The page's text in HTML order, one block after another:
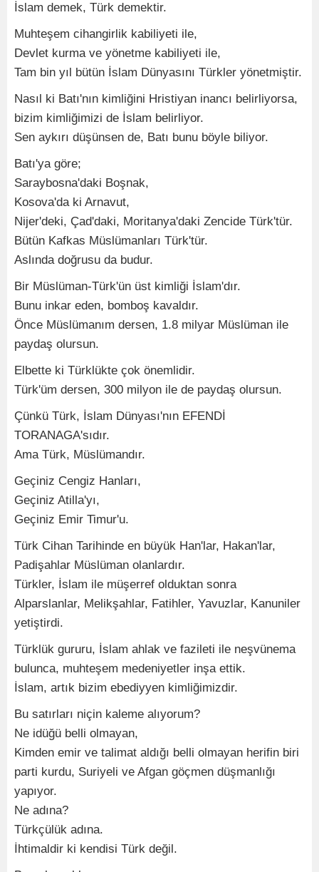
İslam demek, Türk demektir.
Muhteşem cihangirlik kabiliyeti ile,
Devlet kurma ve yönetme kabiliyeti ile,
Tam bin yıl bütün İslam Dünyasını Türkler yönetmiştir.
Nasıl ki Batı'nın kimliğini Hristiyan inancı belirliyorsa,
bizim kimliğimizi de İslam belirliyor.
Sen aykırı düşünsen de, Batı bunu böyle biliyor.
Batı'ya göre;
Saraybosna'daki Boşnak,
Kosova'da ki Arnavut,
Nijer'deki, Çad'daki, Moritanya'daki Zencide Türk'tür.
Bütün Kafkas Müslümanları Türk'tür.
Aslında doğrusu da budur.
Bir Müslüman-Türk'ün üst kimliği İslam'dır.
Bunu inkar eden, bomboş kavaldır.
Önce Müslümanım dersen, 1.8 milyar Müslüman ile
paydaş olursun.
Elbette ki Türklükte çok önemlidir.
Türk'üm dersen, 300 milyon ile de paydaş olursun.
Çünkü Türk, İslam Dünyası'nın EFENDİ
TORANAGA'sıdır.
Ama Türk, Müslümandır.
Geçiniz Cengiz Hanları,
Geçiniz Atilla'yı,
Geçiniz Emir Timur'u.
Türk Cihan Tarihinde en büyük Han'lar, Hakan'lar,
Padişahlar Müslüman olanlardır.
Türkler, İslam ile müşerref olduktan sonra
Alparslanlar, Melikşahlar, Fatihler, Yavuzlar, Kanuniler
yetiştirdi.
Türklük gururu, İslam ahlak ve fazileti ile neşvünema
bulunca, muhteşem medeniyetler inşa ettik.
İslam, artık bizim ebediyyen kimliğimizdir.
Bu satırları niçin kaleme alıyorum?
Ne idüğü belli olmayan,
Kimden emir ve talimat aldığı belli olmayan herifin biri
parti kurdu, Suriyeli ve Afgan göçmen düşmanlığı
yapıyor.
Ne adına?
Türkçülük adına.
İhtimaldir ki kendisi Türk değil.